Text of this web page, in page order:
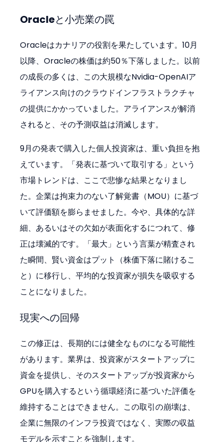
Oracleと小売業の罠
Oracleはカナリアの役割を果たしています。10月
以降、Oracleの株価は約50％下落しました。以前
の成長の多くは、この大規模なNvidia-OpenAIア
ライアンス向けのクラウドインフラストラクチャ
の提供にかかっていました。アライアンスが解消
されると、その予測収益は消滅します。
9月の発表で購入した個人投資家は、重い負担を抱
えています。「発表に基づいて取引する」という
市場トレンドは、ここで悲惨な結果となりまし
た。企業は拘束力のない了解覚書（MOU）に基づ
いて評価額を膨らませました。今や、具体的な詳
細、あるいはその欠如が表面化するにつれて、修
正は壊滅的です。「最大」という言葉が精査され
た瞬間、賢い資金はプット（株価下落に賭けるこ
と）に移行し、平均的な投資家が損失を吸収する
ことになりました。
現実への回帰
この修正は、長期的には健全なものになる可能性
があります。業界は、投資家がスタートアップに
資金を提供し、そのスタートアップが投資家から
GPUを購入するという循環経済に基づいた評価を
維持することはできません。この取引の崩壊は、
企業に無限のインフラ投資ではなく、実際の収益
モデルを示すことを強制します。